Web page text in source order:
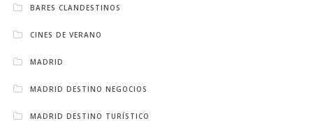
BARES CLANDESTINOS
CINES DE VERANO
MADRID
MADRID DESTINO NEGOCIOS
MADRID DESTINO TURÍSTICO